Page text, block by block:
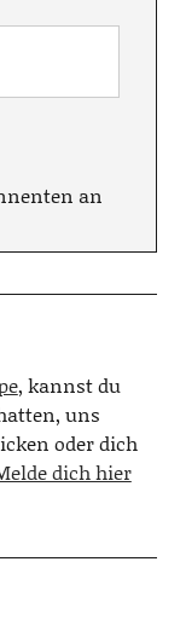
an
, kannst du
uns
oder dich
dich hier